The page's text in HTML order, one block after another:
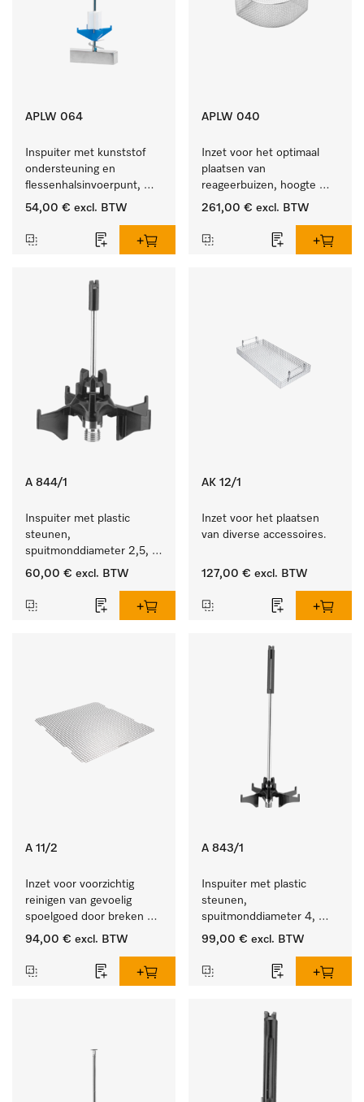
APLW 064
Inspuiter met kunststof
ondersteuning en
flessenhalsinvoerpunt,
ster, Ø 6, lengte 225 mm.
54,00 € excl. BTW
APLW 040
Inzet voor het optimaal
plaatsen van
reageerbuizen, hoogte
100 mm.
261,00 € excl. BTW
A 844/1
Inspuiter met plastic
steunen,
spuitmonddiameter 2,5,
lengte 80 mm, 5 stuks.
60,00 € excl. BTW
AK 12/1
Inzet voor het plaatsen
van diverse accessoires.
127,00 € excl. BTW
A 11/2
Inzet voor voorzichtig
reinigen van gevoelig
spoelgoed door breken
reinigingsstraal.
94,00 € excl. BTW
A 843/1
Inspuiter met plastic
steunen,
spuitmonddiameter 4,
lengte 185 mm, 5 stuks
99,00 € excl. BTW